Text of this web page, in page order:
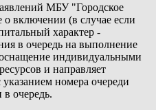
МБУ "Городское
включении (в случае если
характер -
в очередь на выполнение
индивидуальными
и направляет
номера очереди
очередь.